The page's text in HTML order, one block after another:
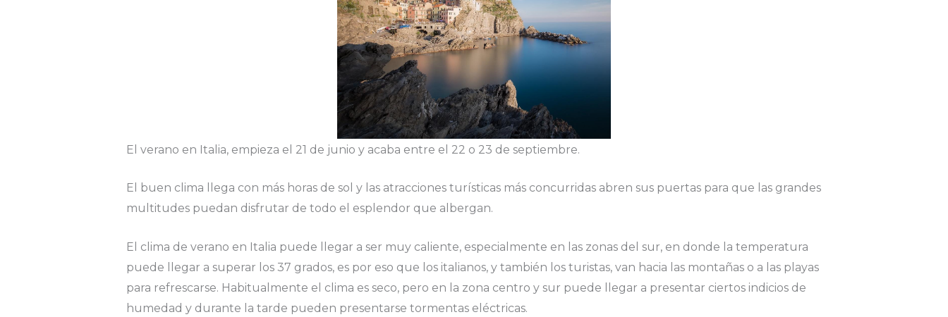
El verano en Italia, empieza el 21 de junio y acaba entre el 22 o 23 de septiembre.
El buen clima llega con más horas de sol y las atracciones turísticas más concurridas abren sus puertas para que las grandes
multitudes puedan disfrutar de todo el esplendor que albergan.
El clima de verano en Italia puede llegar a ser muy caliente, especialmente en las zonas del sur, en donde la temperatura
puede llegar a superar los 37 grados, es por eso que los italianos, y también los turistas, van hacia las montañas o a las playas
para refrescarse. Habitualmente el clima es seco, pero en la zona centro y sur puede llegar a presentar ciertos indicios de
humedad y durante la tarde pueden presentarse tormentas eléctricas.